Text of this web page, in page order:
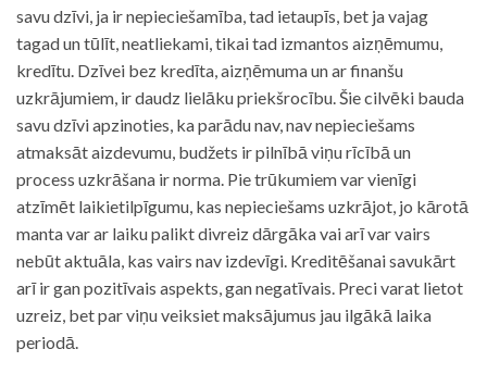
savu dzīvi, ja ir nepieciešamība, tad ietaupīs, bet ja vajag
tagad un tūlīt, neatliekami, tikai tad izmantos aizņēmumu,
kredītu. Dzīvei bez kredīta, aizņēmuma un ar finanšu
uzkrājumiem, ir daudz lielāku priekšrocību. Šie cilvēki bauda
savu dzīvi apzinoties, ka parādu nav, nav nepieciešams
atmaksāt aizdevumu, budžets ir pilnībā viņu rīcībā un
process uzkrāšana ir norma. Pie trūkumiem var vienīgi
atzīmēt laikietilpīgumu, kas nepieciešams uzkrājot, jo kārotā
manta var ar laiku palikt divreiz dārgāka vai arī var vairs
nebūt aktuāla, kas vairs nav izdevīgi. Kreditēšanai savukārt
arī ir gan pozitīvais aspekts, gan negatīvais. Preci varat lietot
uzreiz, bet par viņu veiksiet maksājumus jau ilgākā laika
periodā.